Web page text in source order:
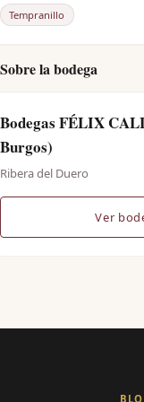
Tempranillo
Sobre la bodega
Bodegas FÉLIX
Burgos)
Ribera del Duero
Ver